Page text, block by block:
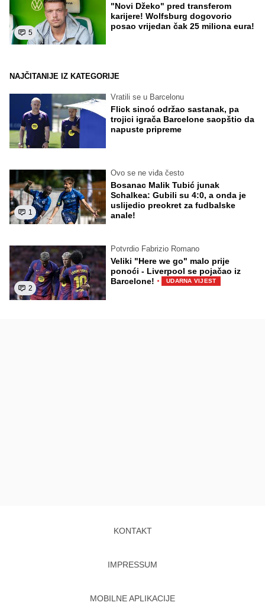
5
"Novi Džeko" pred transferom
karijere! Wolfsburg dogovorio
posao vrijedan čak 25 miliona eura!
NAJČITANIJE IZ KATEGORIJE
Vratili se u Barcelonu
Flick sinoć održao sastanak, pa
trojici igrača Barcelone saopštio da
napuste pripreme
1
Ovo se ne viđa često
Bosanac Malik Tubić junak
Schalkea: Gubili su 4:0, a onda je
uslijedio preokret za fudbalske
anale!
2
Potvrdio Fabrizio Romano
Veliki "Here we go" malo prije
ponoći - Liverpool se pojačao iz
Barcelone! · UDARNA VIJEST
KONTAKT
IMPRESSUM
MOBILNE APLIKACIJE